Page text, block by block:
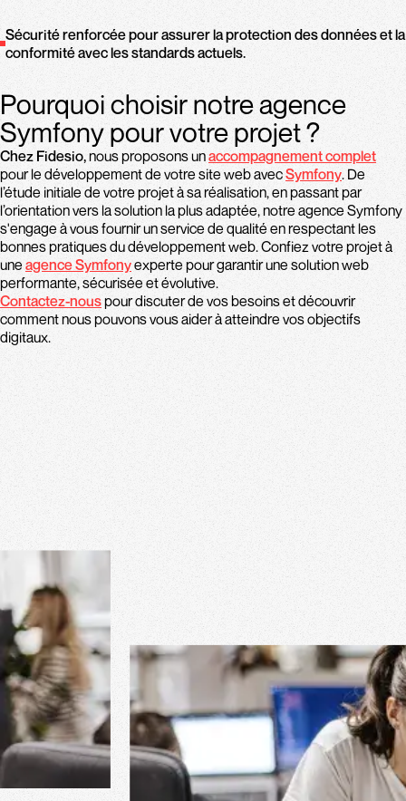
Sécurité renforcée pour assurer la protection des données et la
conformité avec les standards actuels.
Pourquoi choisir notre agence
Symfony pour votre projet ?
Chez Fidesio,nous proposons unaccompagnement complet
pour le développement de votre site web avecSymfony. De
l’étude initiale de votre projet à sa réalisation, en passant par
l’orientation vers la solution la plus adaptée, notre agence Symfony
s'engage à vous fournir un service de qualité en respectant les
bonnes pratiques du développement web. Confiez votre projet à
uneagence Symfonyexperte pour garantir une solution web
performante, sécurisée et évolutive.
Contactez-nouspour discuter de vos besoins et découvrir
comment nous pouvons vous aider à atteindre vos objectifs
digitaux.